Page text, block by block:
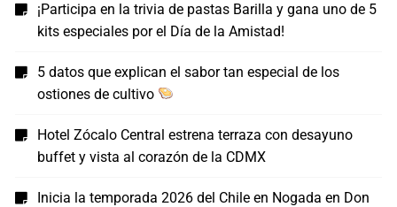
¡Participa en la trivia de pastas Barilla y gana uno de 5
kits especiales por el Día de la Amistad!
5 datos que explican el sabor tan especial de los
ostiones de cultivo
Hotel Zócalo Central estrena terraza con desayuno
buffet y vista al corazón de la CDMX
Inicia la temporada 2026 del Chile en Nogada en Don